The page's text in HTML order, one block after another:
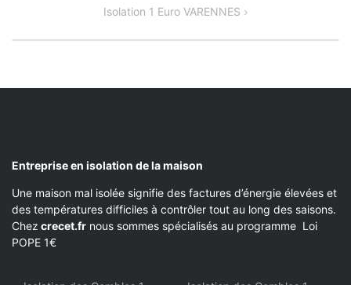
Isolation 1 Euro VARENNES
Entreprise en isolation de la maison
Une maison mal isolée signifie des factures d’énergie élevées et
des températures difficiles à contrôler tout au long des saisons.
Chez crecet.fr nous sommes spécialisés au programme Loi
POPE 1€